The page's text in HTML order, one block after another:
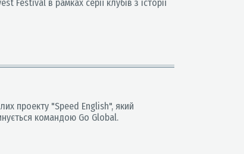
Festival в рамках серії клубів з історії
проекту "Speed English", який
командою Go Global.